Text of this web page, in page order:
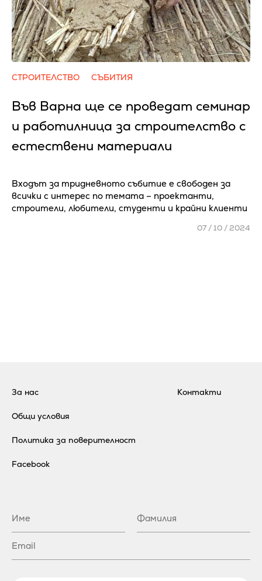
СТРОИТЕЛСТВО СЪБИТИЯ
Във Варна ще се проведат семинар
и работилница за строителство с
естествени материали
Входът за тридневното събитие е свободен за
всички с интерес по темата – проектанти,
строители, любители, студенти и крайни клиенти
07 / 10 / 2024
За нас
Общи условия
Политика за поверителност
Контакти
Facebook